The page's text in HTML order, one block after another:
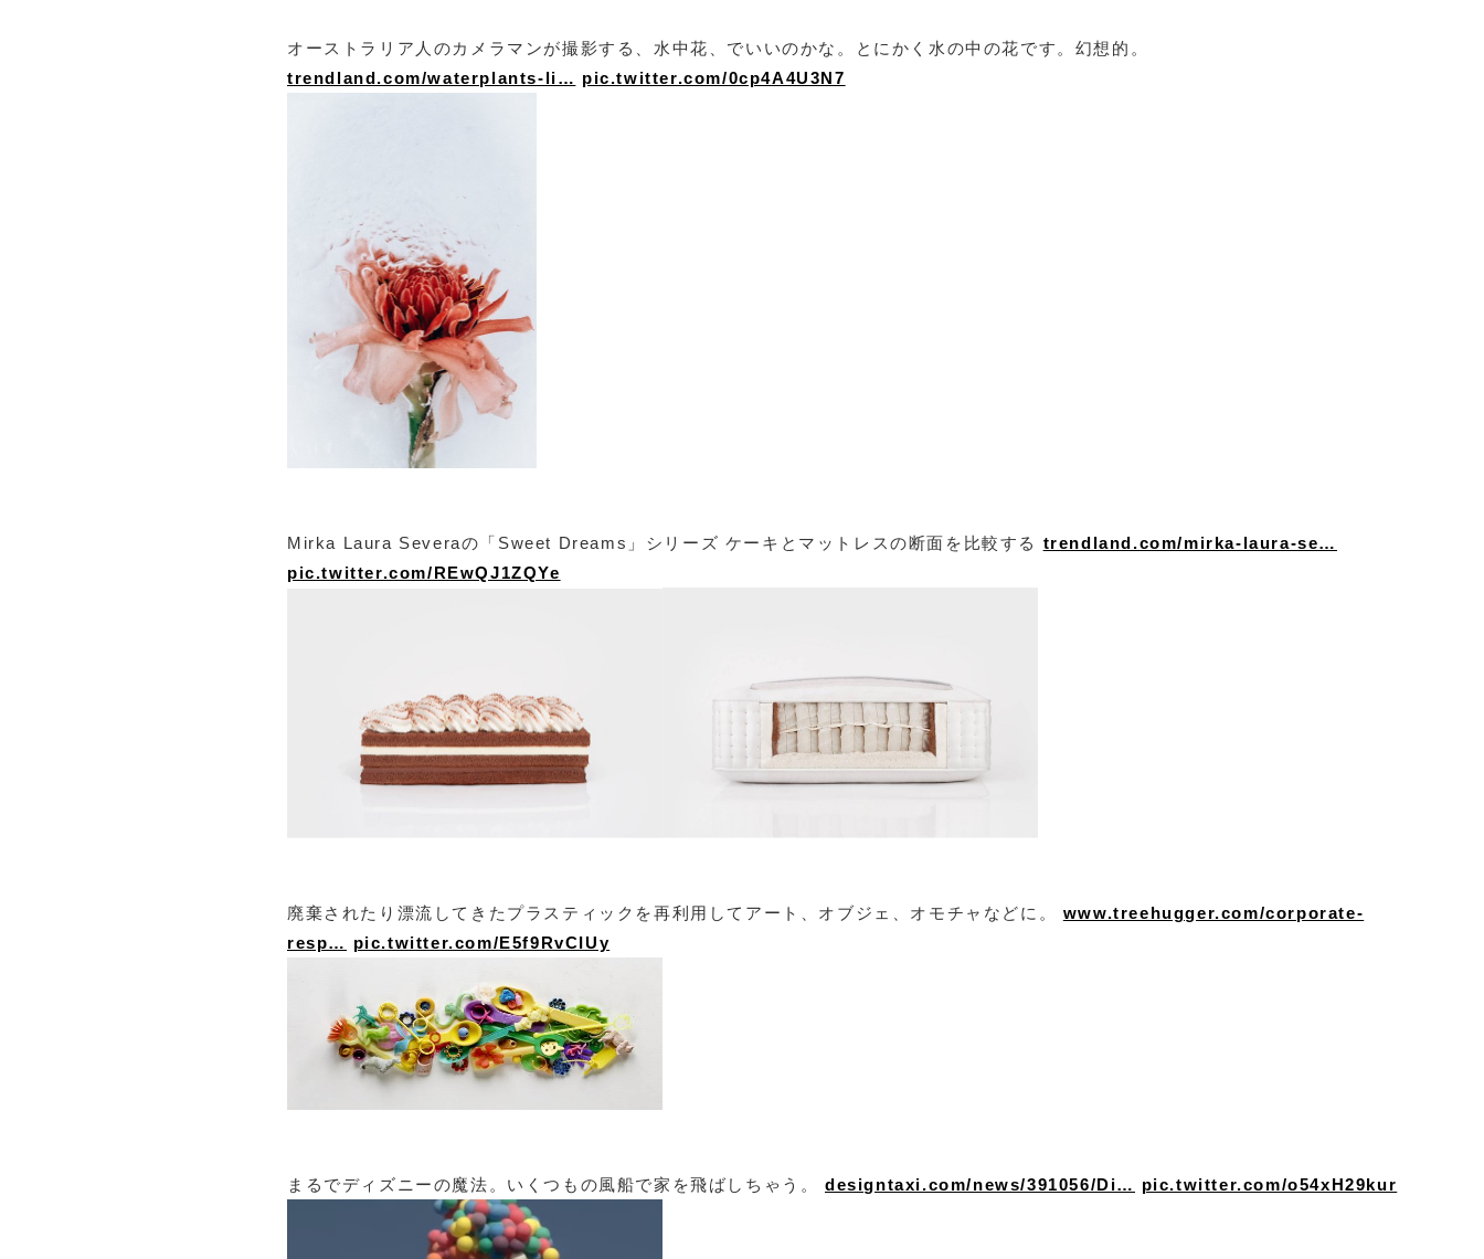
オーストラリア人のカメラマンが撮影する、水中花、でいいのかな。とにかく水の中の花です。幻想的。
trendland.com/waterplants-li… pic.twitter.com/0cp4A4U3N7
Mirka Laura Severaの「Sweet Dreams」シリーズ ケーキとマットレスの断面を比較する trendland.com/mirka-laura-se…
pic.twitter.com/REwQJ1ZQYe
廃棄されたり漂流してきたプラスティックを再利用してアート、オブジェ、オモチャなどに。 www.treehugger.com/corporate-
resp… pic.twitter.com/E5f9RvCIUy
まるでディズニーの魔法。いくつもの風船で家を飛ばしちゃう。designtaxi.com/news/391056/Di… pic.twitter.com/o54xH29kur